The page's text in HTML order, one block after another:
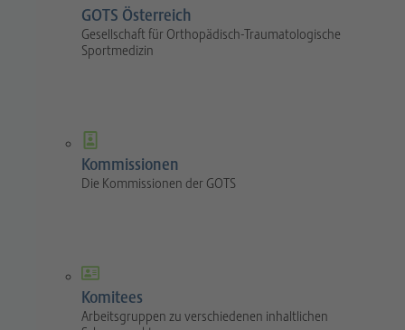
GOTS Österreich
Gesellschaft für Orthopädisch-Traumatologische
Sportmedizin
Kommissionen
Die Kommissionen der GOTS
Komitees
Arbeitsgruppen zu verschiedenen inhaltlichen